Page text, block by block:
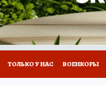
ТОЛЬКО У НАС ВОЕНКОРЫ